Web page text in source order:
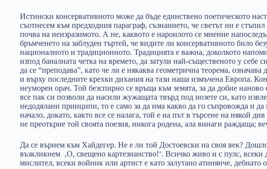
Истински консервативното може да бъде единствено поетическото
съотнесем към предходния параграф, съзнанието, че светът ни е
почва на неизразимото. А не, каквото е нароилото се мнение
бръмченето на заблуден търтей, че видите ли консервативното било
националното и традиционното. Традицията е важна, доколкото
изпод баналната четка на времето, да затули най-същественото у себе
да се “преподава”, като че ли е някаква геометрична теорема,
и върху последните крехки дихания на тази наша измъчена Европа.
неуморен орач. Той безспирно се връща към земята, за да добие наново
все пак си позволи да насили жужащата твърд под нозете си, като
недодялани принципи, то е само за да има какво да го съпровожда и
начало, докато, както все се налага, той е на път в търсене на някой
не преоткрие той своята поезия, никога родена, ала винаги раждаща;
Да се върнем към Хайдегер. Не е ли той Достоевски на своя век?
възкликнем ‚О, свещено картезианство!‘. Всичко живо и с пулс, всеки
мислител, всеки войник или артист е като залутано атинянче, дебнато